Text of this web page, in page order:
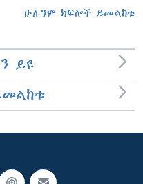
ሁሉንም ክፍሎች ይመልከቱ
ይዩ